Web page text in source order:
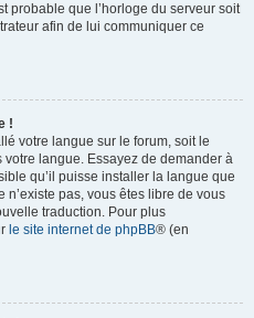
probable que l’horloge du serveur soit
afin de lui communiquer ce
!
votre langue sur le forum, soit le
votre langue. Essayez de demander à
qu’il puisse installer la langue que
pas, vous êtes libre de vous
traduction. Pour plus
le site internet de phpBB® (en